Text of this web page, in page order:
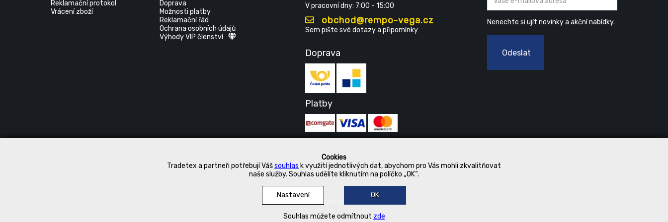
Cookies
Tradetex a partneři potřebují Vášsouhlas k využití jednotlivých dat, abychom pro Vás mohli zkvalitňovat
naše služby. Souhlas udělíte kliknutím na políčko „OK“.
Nastavení OK
Souhlas můžete odmítnout zde
Reklamační protokol
Vrácení zboží
Doprava
Možnosti platby
Reklamační řád
Ochrana osobních údajů
Výhody VIP členství
V pracovní dny: 7:00 - 15:00
obchod@rempo-vega.cz
Sem pište své dotazy a připomínky
Doprava
Platby
Nenechte si ujít novinky a akční nabídky.
Odeslat